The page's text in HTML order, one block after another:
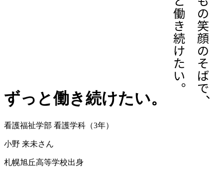
ずっと働き続けたい。
看護福祉学部 看護学科（3年）
小野 来未さん
札幌旭丘高等学校出身